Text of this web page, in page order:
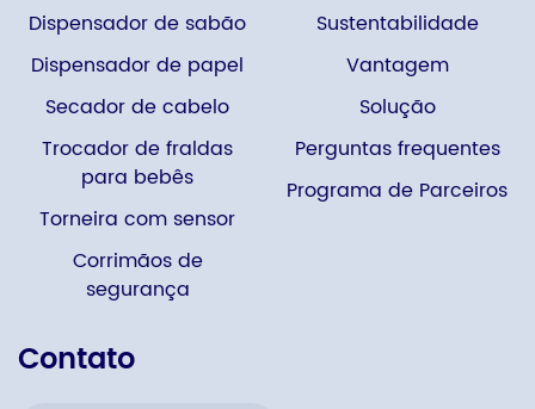
Dispensador de sabão
Dispensador de papel
Secador de cabelo
Trocador de fraldas
para bebês
Torneira com sensor
Corrimãos de
segurança
Sustentabilidade
Vantagem
Solução
Perguntas frequentes
Programa de Parceiros
Contato